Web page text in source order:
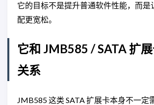
它的目标不是提升普通软件性能，而是
配更宽松。
它和 JMB585 / SATA 扩
关系
JMB585 这类 SATA 扩展卡本身不一定